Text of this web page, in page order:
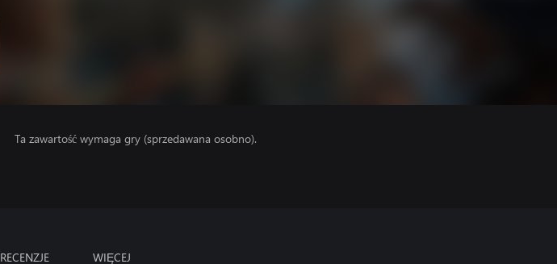
Ta zawartość wymaga gry (sprzedawana osobno).
RECENZJE WIĘCEJ